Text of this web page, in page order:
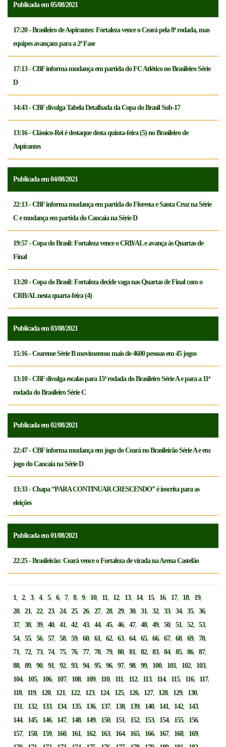
Publicada em 05/08/2021
17:20 - Brasileiro de Aspirantes: Fortaleza vence o Ceará pela 8ª rodada, mas
equipes avançam para a 2ª Fase
17:13 - CBF informa mudança em partida do FC Atlético no Brasileiro Série
D
14:43 - CBF divulga Tabela Detalhada da Copa do Brasil Sub-17
13:16 - Clássico-Rei é destaque desta quinta-feira (5) no Brasileiro de
Aspirantes
Publicada em 04/08/2021
22:13 - CBF informa mudança em partida do Floresta e Santa Cruz na Série
C e mudança em partida do Caucaia na Série D
19:57 - Copa do Brasil: Fortaleza vence o CRB/AL e avança às Quartas de
Final
13:20 - Copa do Brasil: Fortaleza decide vaga nas Quartas de Final com o
CRB/AL nesta quarta-feira (4)
Publicada em 03/08/2021
15:16 - Cearense Série B movimentou mais de 4600 pessoas em 45 jogos
13:10 - CBF divulga escalas para 15ª rodada do Brasileiro Série A e para a 11ª
rodada do Brasileiro Série C
Publicada em 02/08/2021
22:47 - CBF informa mudança em jogo do Ceará no Brasileirão Série A e em
jogo do Caucaia na Série D
13:33 - Chapa “PARA CONTINUAR CRESCENDO” é inscrita para as
eleições
Publicada em 01/08/2021
22:25 - Brasileirão: Ceará vence o Fortaleza de virada na Arena Castelão
1,2,3,4,5,6,7,8,9, 10, 11, 12, 13, 14, 15, 16, 17, 18, 19,
20,21,22,23,24,25,26,27,28,29,30,31,32,33,34,35,36,
37,38,39,40,41,42,43,44,45,46,47,48,49,50,51,52,53,
54,55,56,57,58,59,60,61,62,63,64,65,66,67,68,69,70,
71,72,73,74,75,76,77,78,79,80,81,82,83,84,85,86,87,
88,89,90,91,92,93,94,95,96,97,98,99, 100, 101, 102, 103,
104, 105, 106, 107, 108, 109, 110, 111, 112, 113, 114, 115, 116, 117,
118, 119, 120, 121, 122, 123, 124, 125, 126, 127, 128, 129, 130,
131, 132, 133, 134, 135, 136, 137, 138, 139, 140, 141, 142, 143,
144, 145, 146, 147, 148, 149, 150, 151, 152, 153, 154, 155, 156,
157, 158, 159, 160, 161, 162, 163, 164, 165, 166, 167, 168, 169,